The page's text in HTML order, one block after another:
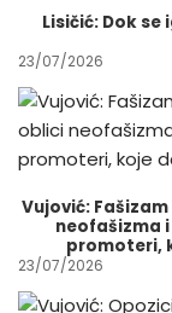
Lisičić: Dok
23/07/2026
Vujović:
neofašizma
promoteri,
23/07/2026